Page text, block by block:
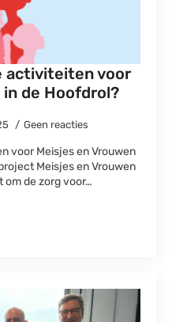
activiteiten voor
in de Hoofdrol?
Geen reacties
voor Meisjes en Vrouwen
Meisjes en Vrouwen
om de zorg voor…